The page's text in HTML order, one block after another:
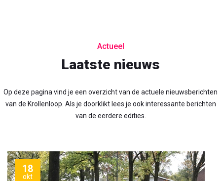
Actueel
Laatste nieuws
Op deze pagina vind je een overzicht van de actuele nieuwsberichten
van de Krollenloop. Als je doorklikt lees je ook interessante berichten
van de eerdere edities.
18
okt